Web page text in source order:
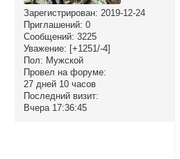
Зарегистрирован: 2019-12-24
Приглашений: 0
Сообщений: 3225
Уважение: [+1251/-4]
Пол: Мужской
Провел на форуме:
27 дней 10 часов
Последний визит:
Вчера 17:36:45